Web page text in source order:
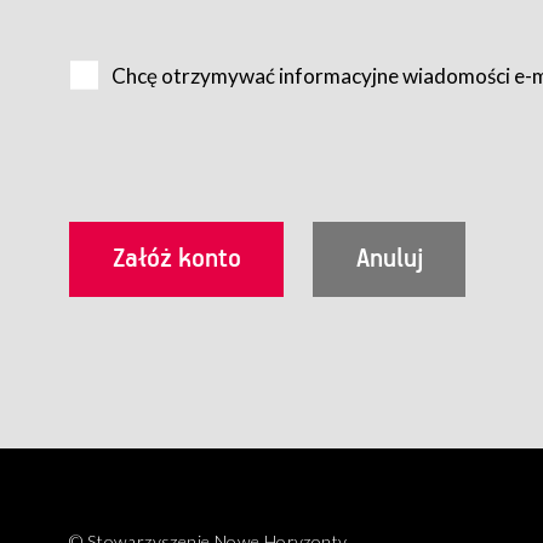
Usługobiorca przed rozpoczęciem korzystania z
utrwalenie i wydrukowanie.
§ 3
Korzystanie ze wszystkich aplikacji Serwisu może być
Chcę otrzymywać informacyjne wiadomości e-